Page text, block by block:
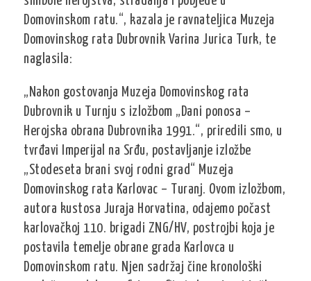
Domovinskom ratu.“, kazala je ravnateljica Muzeja
Domovinskog rata Dubrovnik Varina Jurica Turk, te
naglasila:
„Nakon gostovanja Muzeja Domovinskog rata
Dubrovnik u Turnju s izložbom „Dani ponosa –
Herojska obrana Dubrovnika 1991.“, priredili smo, u
tvrđavi Imperijal na Srđu, postavljanje izložbe
„Stodeseta brani svoj rodni grad“ Muzeja
Domovinskog rata Karlovac – Turanj. Ovom izložbom,
autora kustosa Juraja Horvatina, odajemo počast
karlovačkoj 110. brigadi ZNG/HV, postrojbi koja je
postavila temelje obrane grada Karlovca u
Domovinskom ratu. Njen sadržaj čine kronološki